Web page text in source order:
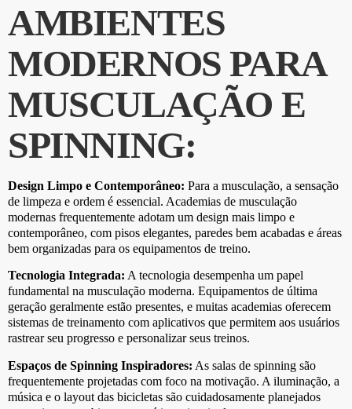
AMBIENTES
MODERNOS PARA
MUSCULAÇÃO E
SPINNING:
Design Limpo e Contemporâneo: Para a musculação, a sensação
de limpeza e ordem é essencial. Academias de musculação
modernas frequentemente adotam um design mais limpo e
contemporâneo, com pisos elegantes, paredes bem acabadas e áreas
bem organizadas para os equipamentos de treino.
Tecnologia Integrada: A tecnologia desempenha um papel
fundamental na musculação moderna. Equipamentos de última
geração geralmente estão presentes, e muitas academias oferecem
sistemas de treinamento com aplicativos que permitem aos usuários
rastrear seu progresso e personalizar seus treinos.
Espaços de Spinning Inspiradores: As salas de spinning são
frequentemente projetadas com foco na motivação. A iluminação, a
música e o layout das bicicletas são cuidadosamente planejados